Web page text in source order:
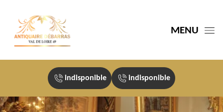
MENU
indisponible indisponible